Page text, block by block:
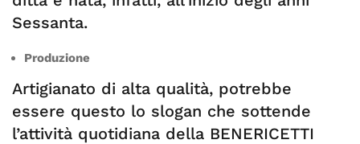
Sessanta.
Produzione
Artigianato di alta qualità, potrebbe
essere questo lo slogan che sottende
l’attività quotidiana della BENERICETTI